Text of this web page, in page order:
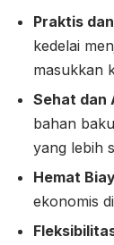
Praktis
kedelai
masukkan
Sehat dan
bahan
yang lebih
Hemat
ekonomis